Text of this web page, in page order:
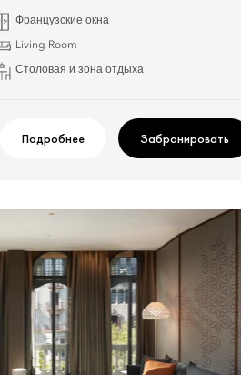
Французские окна
Living Room
Столовая и зона отдыха
Подробнее Забронировать